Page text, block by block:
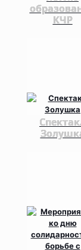
КЧР